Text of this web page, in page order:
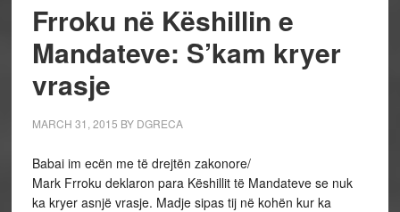
Frroku në Këshillin e
Mandateve: S’kam kryer
vrasje
MARCH 31, 2015 BY DGRECA
Babai im ecën me të drejtën zakonore/
Mark Frroku deklaron para Këshillit të Mandateve se nuk
ka kryer asnjë vrasje. Madje sipas tij në kohën kur ka